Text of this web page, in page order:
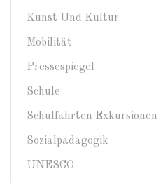
Kunst Und Kultur
Mobilität
Pressespiegel
Schule
Schulfahrten Exkursionen
Sozialpädagogik
UNESCO